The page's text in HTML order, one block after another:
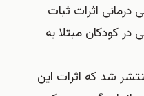
اثرات ثبات
در کودکان مبتلا به
ای در سال 2011 منتشر شد که اثرات این